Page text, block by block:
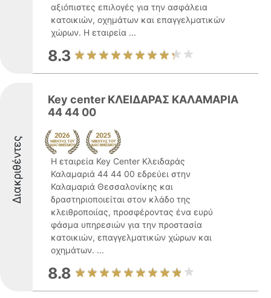
αξιόπιστες επιλογές για την ασφάλεια
κατοικιών, οχημάτων και επαγγελματικών
χώρων. Η εταιρεία ...
8.3
Διακριθέντες
Key center ΚΛΕΙΔΑΡΑΣ ΚΑΛΑΜΑΡΙΑ
44 44 00
Η εταιρεία Key Center Κλειδαράς
Καλαμαριά 44 44 00 εδρεύει στην
Καλαμαριά Θεσσαλονίκης και
δραστηριοποιείται στον κλάδο της
κλειθροποιίας, προσφέροντας ένα ευρύ
φάσμα υπηρεσιών για την προστασία
κατοικιών, επαγγελματικών χώρων και
οχημάτων. ...
8.8